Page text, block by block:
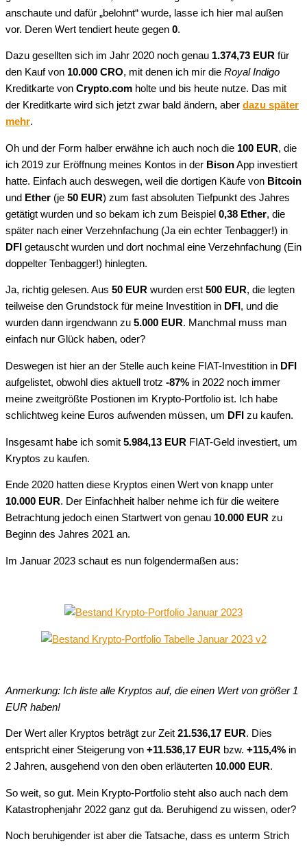
anschaute und dafür „belohnt“ wurde, lasse ich hier mal außen
vor. Deren Wert tendiert heute gegen 0.
Dazu gesellten sich im Jahr 2020 noch genau 1.374,73 EUR für
den Kauf von 10.000 CRO, mit denen ich mir die Royal Indigo
Kreditkarte von Crypto.com holte und bis heute nutze. Das mit
der Kreditkarte wird sich jetzt zwar bald ändern, aber dazu später
mehr.
Oh und der Form halber erwähne ich auch noch die 100 EUR, die
ich 2019 zur Eröffnung meines Kontos in der BisonApp investiert
hatte. Einfach auch deswegen, weil die dortigen Käufe von Bitcoin
und Ether (je 50 EUR) zum fast absoluten Tiefpunkt des Jahres
getätigt wurden und so bekam ich zum Beispiel 0,38 Ether, die
später nach einer Verzehnfachung (Ja ein echter Tenbagger!) in
DFI getauscht wurden und dort nochmal eine Verzehnfachung (Ein
doppelter Tenbagger!) hinlegten.
Ja, richtig gelesen. Aus 50 EUR wurden erst 500 EUR, die legten
teilweise den Grundstock für meine Investition in DFI , und die
wurden dann irgendwann zu 5.000 EUR. Manchmal muss man
einfach nur Glück haben, oder?
Deswegen ist hier an der Stelle auch keine FIAT-Investition in DFI
aufgelistet, obwohl dies aktuell trotz -87% in 2022 noch immer
meine zweitgrößte Postionen im Krypto-Portfolio ist. Ich habe
schlichtweg keine Euros aufwenden müssen, um DFI zu kaufen.
Insgesamt habe ich somit 5.984,13 EUR FIAT-Geld investiert, um
Kryptos zu kaufen.
Ende 2020 hatten diese Kryptos einen Wert von knapp unter
10.000 EUR. Der Einfachheit halber nehme ich für die weitere
Betrachtung jedoch einen Startwert von genau 10.000 EUR zu
Beginn des Jahres 2021 an.
Im Januar 2023 schaut es nun folgendermaßen aus:
Anmerkung: Ich liste alle Kryptos auf, die einen Wert von größer 1
EUR haben!
Der Wert aller Kryptos beträgt zur Zeit 21.536,17 EUR. Dies
entspricht einer Steigerung von +11.536,17 EUR bzw. +115,4% in
2 Jahren, ausgehend von den oben erläuterten 10.000 EUR.
So weit, so gut. Mein Krypto-Portfolio steht also auch nach dem
Katastrophenjahr 2022 ganz gut da. Beruhigend zu wissen, oder?
Noch beruhigender ist aber die Tatsache, dass es unterm Strich